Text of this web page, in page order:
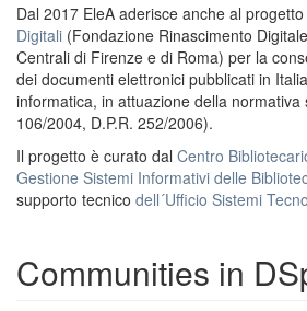
Dal 2017 EleA aderisce anche al
Digitali (Fondazione Rinascimento
Centrali di Firenze e di Roma) per la
dei documenti elettronici pubblicati in
informatica, in attuazione della normativa
106/2004, D.P.R. 252/2006).
Il progetto è curato dal Centro
Gestione Sistemi Informativi delle
supporto tecnico dell´Ufficio Sistemi
Communities in